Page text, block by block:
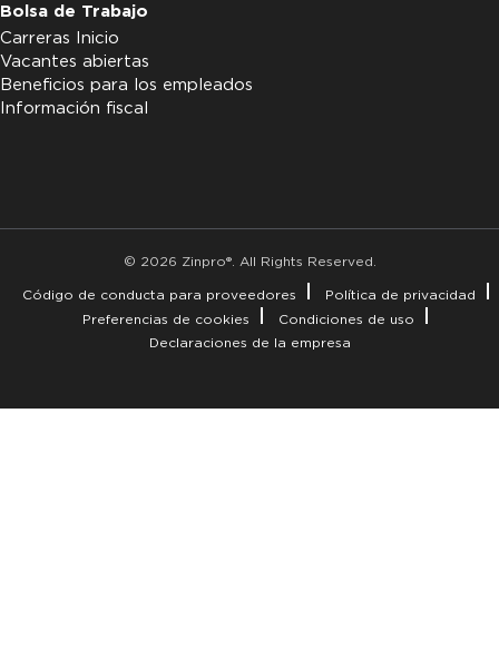
Bolsa de Trabajo
Carreras Inicio
Vacantes abiertas
Beneficios para los empleados
Información fiscal
© 2026 Zinpro®. All Rights Reserved.
Código de conducta para proveedores
Política de privacidad
Preferencias de cookies
Condiciones de uso
Declaraciones de la empresa